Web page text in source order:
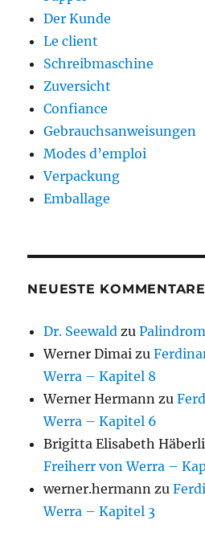
Der Kunde
Le client
Schreibmaschine
Zuversicht
Confiance
Gebrauchsanweisungen
Modes d’emploi
Verpackung
Emballage
NEUESTE KOMMENTARE
Dr. Seewald zuPalindrom
Werner Dimai zu
Werra – Kapitel 8
Werner Hermann zu
Werra – Kapitel 6
Brigitta Elisabeth
Freiherr von Werra –
werner.hermann zu
Werra – Kapitel 3